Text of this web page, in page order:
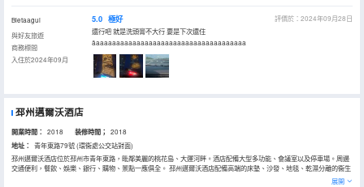
Bietaagui
與好友旅遊
商務標間
入住於2024年09月
5.0 極好
評價於：2024年09月28日
還行吧 就是洗頭膏不大行 要是下次還住
āaaaaaaaaaaaaaaaaaaaaaaaaaaaaaaaaaaaaa
邳州邁爾沃酒店
開業時間： 2018 装修時間； 2018
地址：
青年東路79號 (環衞處公交站對面)
邳州邁爾沃酒店位於邳州市青年東路，毗鄰美麗的桃花島、大運河畔。酒店配備大型多功能、會議室以及停車場。周邊
交通便利，餐飲、娛樂、銀行、購物、景點一應俱全。 邳州邁爾沃酒店配備高端的床墊、沙發、地毯、乾濕分離的衞生
展開